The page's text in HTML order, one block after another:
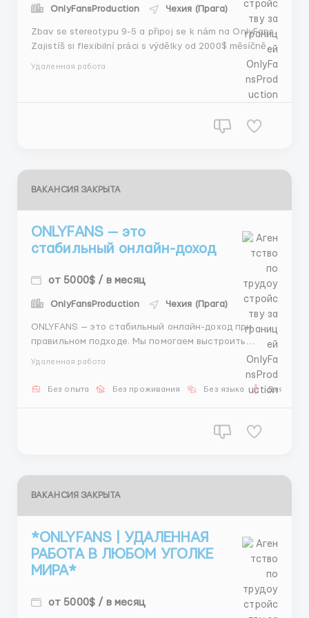
OnlyFansProduction Чехия (Прага)
Zbav se stereotypu 9-5 a připoj se k nám na OnlyFans.
Zajistíš si flexibilní práci s výdělky od 2000$ měsíčně.
Naše modelky mají možnost pracovat z domova a
Удаленная работа
ВАКАНСИЯ ЗАКРЫТА
ONLYFANS — это
стабильный онлайн-доход
от 5000$ / в месяц
OnlyFansProduction Чехия (Прага)
ONLYFANS — это стабильный онлайн-доход при
правильном подходе. Мы помогаем выстроить
$4000 до $10,000 в месяц 📲 @MARIANNKA_MANAGER
Удаленная работа
Без опыта Без проживания Без языка Для
ВАКАНСИЯ ЗАКРЫТА
*ONLYFANS | УДАЛЕННАЯ
РАБОТА В ЛЮБОМ УГОЛКЕ
МИРА*
от 5000$ / в месяц